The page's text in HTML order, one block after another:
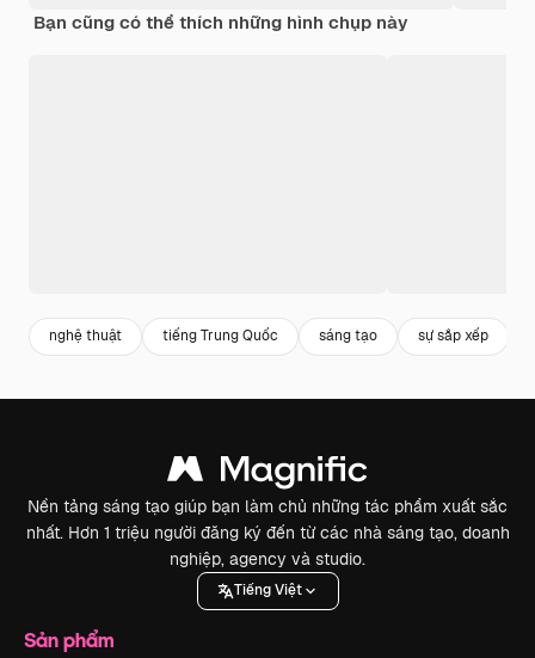
Bạn cũng có thể thích những hình chụp này
nghệ thuật tiếng Trung Quốc sáng tạo sự sắp xếp
Nền tảng sáng tạo giúp bạn làm chủ những tác phẩm xuất sắc
nhất. Hơn 1 triệu người đăng ký đến từ các nhà sáng tạo, doanh
nghiệp, agency và studio.
Tiếng Việt
Sản phẩm